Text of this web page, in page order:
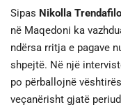
Sipas Nikolla
në Maqedoni ka
ndërsa rritja e pagave
shpejtë. Në një
po përballojnë
veçanërisht gjatë